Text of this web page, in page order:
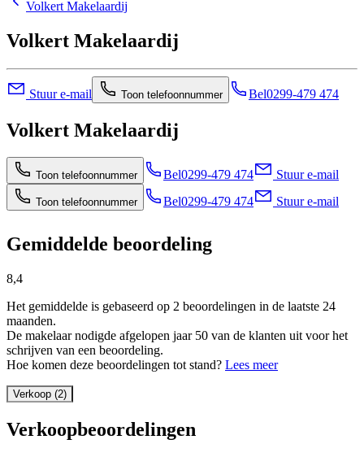
Volkert Makelaardij
Volkert Makelaardij
Stuur e-mail Toon telefoonnummer Bel0299-479 474
Volkert Makelaardij
Toon telefoonnummer Bel0299-479 474 Stuur e-mail
Toon telefoonnummer Bel0299-479 474 Stuur e-mail
Gemiddelde beoordeling
8,4
Het gemiddelde is gebaseerd op 2 beoordelingen in de laatste 24
maanden.
De makelaar nodigde afgelopen jaar 50 van de klanten uit voor het
schrijven van een beoordeling.
Hoe komen deze beoordelingen tot stand? Lees meer
Verkoop (2)
Verkoopbeoordelingen